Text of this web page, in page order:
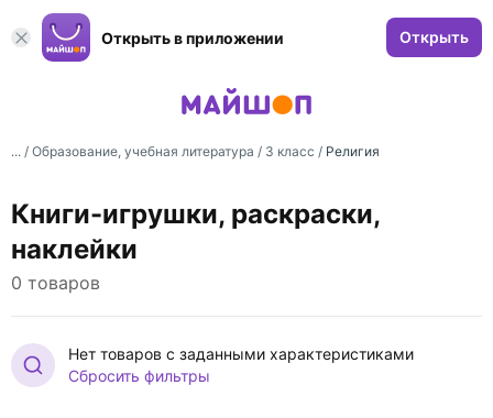
Открыть в приложении Открыть
... / Образование, учебная литература / 3 класс / Религия
Книги-игрушки, раскраски,
наклейки
0 товаров
Нет товаров с заданными характеристиками
Сбросить фильтры